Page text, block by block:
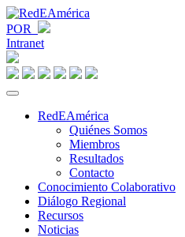
POR
Intranet
RedEAmérica
Quiénes Somos
Miembros
Resultados
Contacto
Conocimiento Colaborativo
Diálogo Regional
Recursos
Noticias